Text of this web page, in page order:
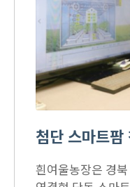
첨단 스마트팜
흰여울농장은 경